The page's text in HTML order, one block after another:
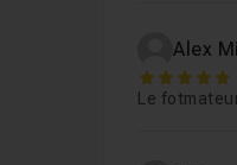
Alex
5
Le